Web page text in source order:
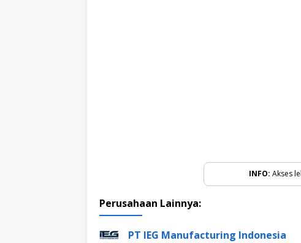
INFO: Akses
Perusahaan Lainnya:
PT IEG Manufacturing Indonesia